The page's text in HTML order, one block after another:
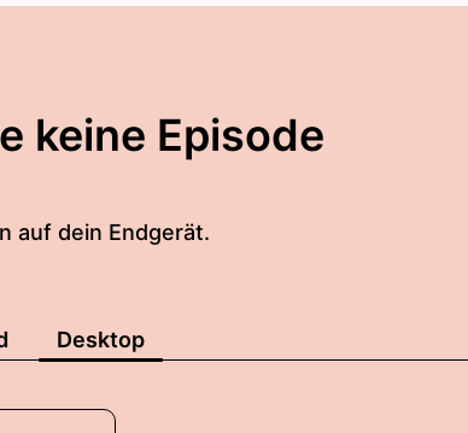
keine Episode
auf dein Endgerät.
Desktop